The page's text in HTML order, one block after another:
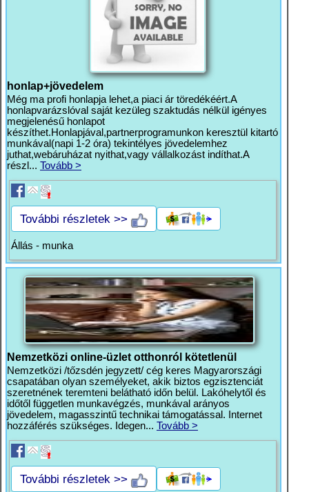
honlap+jövedelem
Még ma profi honlapja lehet,a piaci ár töredékéért.A
honlapvarázslóval saját kezüleg szaktudás nélkül igényes
megjelenésű honlapot
készíthet.Honlapjával,partnerprogramunkon keresztül kitartó
munkával(napi 1-2 óra) tekintélyes jövedelemhez
juthat,webáruházat nyithat,vagy vállalkozást indíthat.A
részl... Tovább >
További részletek >>
Állás - munka
Nemzetközi online-üzlet otthonról kötetlenül
Nemzetközi /tőzsdén jegyzett/ cég keres Magyarországi
csapatában olyan személyeket, akik biztos egzisztenciát
szeretnének teremteni belátható időn belül. Lakóhelytől és
időtől független munkavégzés, munkával arányos
jövedelem, magasszintű technikai támogatással. Internet
hozzáférés szükséges. Idegen... Tovább >
További részletek >>